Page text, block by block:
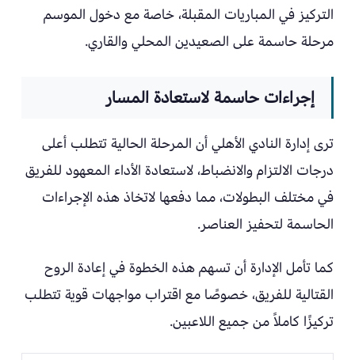
التركيز في المباريات المقبلة، خاصة مع دخول الموسم
مرحلة حاسمة على الصعيدين المحلي والقاري.
إجراءات حاسمة لاستعادة المسار
ترى إدارة النادي الأهلي أن المرحلة الحالية تتطلب أعلى
درجات الالتزام والانضباط، لاستعادة الأداء المعهود للفريق
في مختلف البطولات، مما دفعها لاتخاذ هذه الإجراءات
الحاسمة لتحفيز العناصر.
كما تأمل الإدارة أن تسهم هذه الخطوة في إعادة الروح
القتالية للفريق، خصوصًا مع اقتراب مواجهات قوية تتطلب
تركيزًا كاملاً من جميع اللاعبين.